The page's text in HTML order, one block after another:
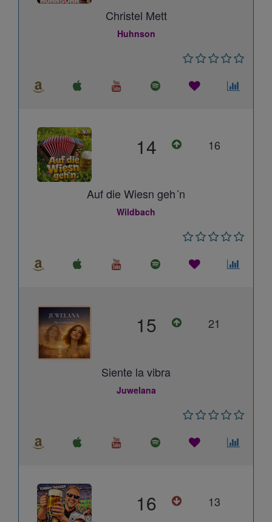
Christel Mett
Huhnson
14 16
Auf die Wiesn geh´n
Wildbach
15 21
Siente la vibra
Juwelana
16 13